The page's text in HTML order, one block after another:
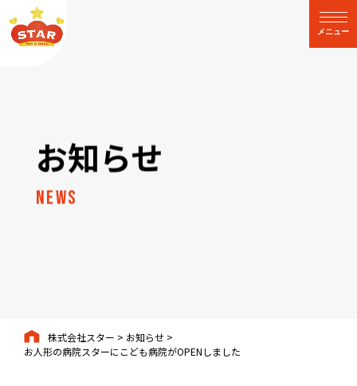
メニュー
閉じる
お知らせ
News
株式会社スター > お知らせ >
お人形の病院スターにこども病院がOPENしました